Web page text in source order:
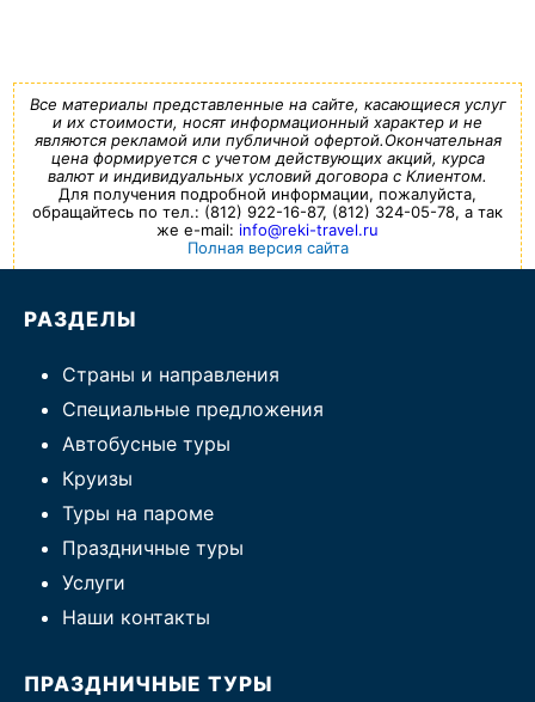
Все материалы представленные на сайте, касающиеся услуг
и их стоимости, носят информационный характер и не
являются рекламой или публичной офертой.Окончательная
цена формируется с учетом действующих акций, курса
валют и индивидуальных условий договора с Клиентом.
Для получения подробной информации, пожалуйста,
обращайтесь по тел.: (812) 922-16-87, (812) 324-05-78, а так
же e-mail: info@reki-travel.ru
Полная версия сайта
РАЗДЕЛЫ
Страны и направления
Специальные предложения
Автобусные туры
Круизы
Туры на пароме
Праздничные туры
Услуги
Наши контакты
ПРАЗДНИЧНЫЕ ТУРЫ